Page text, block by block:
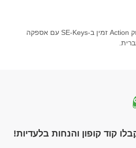
Wayward Souls — משחק Action זמין ב-SE-Keys עם אספקה
קוד קופון והנחות בלעדיות!